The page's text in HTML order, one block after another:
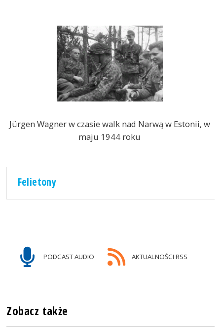
Jürgen Wagner w czasie walk nad Narwą w Estonii, w
maju 1944 roku
Felietony
PODCAST AUDIO AKTUALNOŚCI RSS
Zobacz także